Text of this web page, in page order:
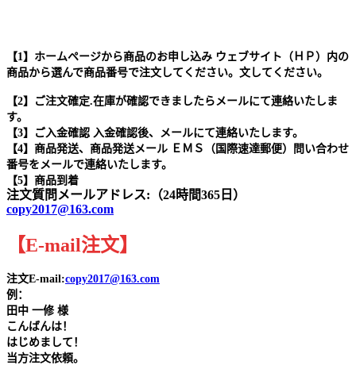
【1】ホームページから商品のお申し込み ウェブサイト（ＨＰ）内の
商品から選んで商品番号で注文してください。文してください。
【2】ご注文確定.在庫が確認できましたらメールにて連絡いたしま
す。
【3】ご入金確認 入金確認後、メールにて連絡いたします。
【4】商品発送、商品発送メール ＥＭＳ（国際速達郵便）問い合わせ
番号をメールで連絡いたします。
【5】商品到着
注文質問メールアドレス:（24時間365日）
copy2017@163.com
【E-mail注文】
注文E-mail:copy2017@163.com
例：
田中 一修 様
こんばんは！
はじめまして！
当方注文依頼。